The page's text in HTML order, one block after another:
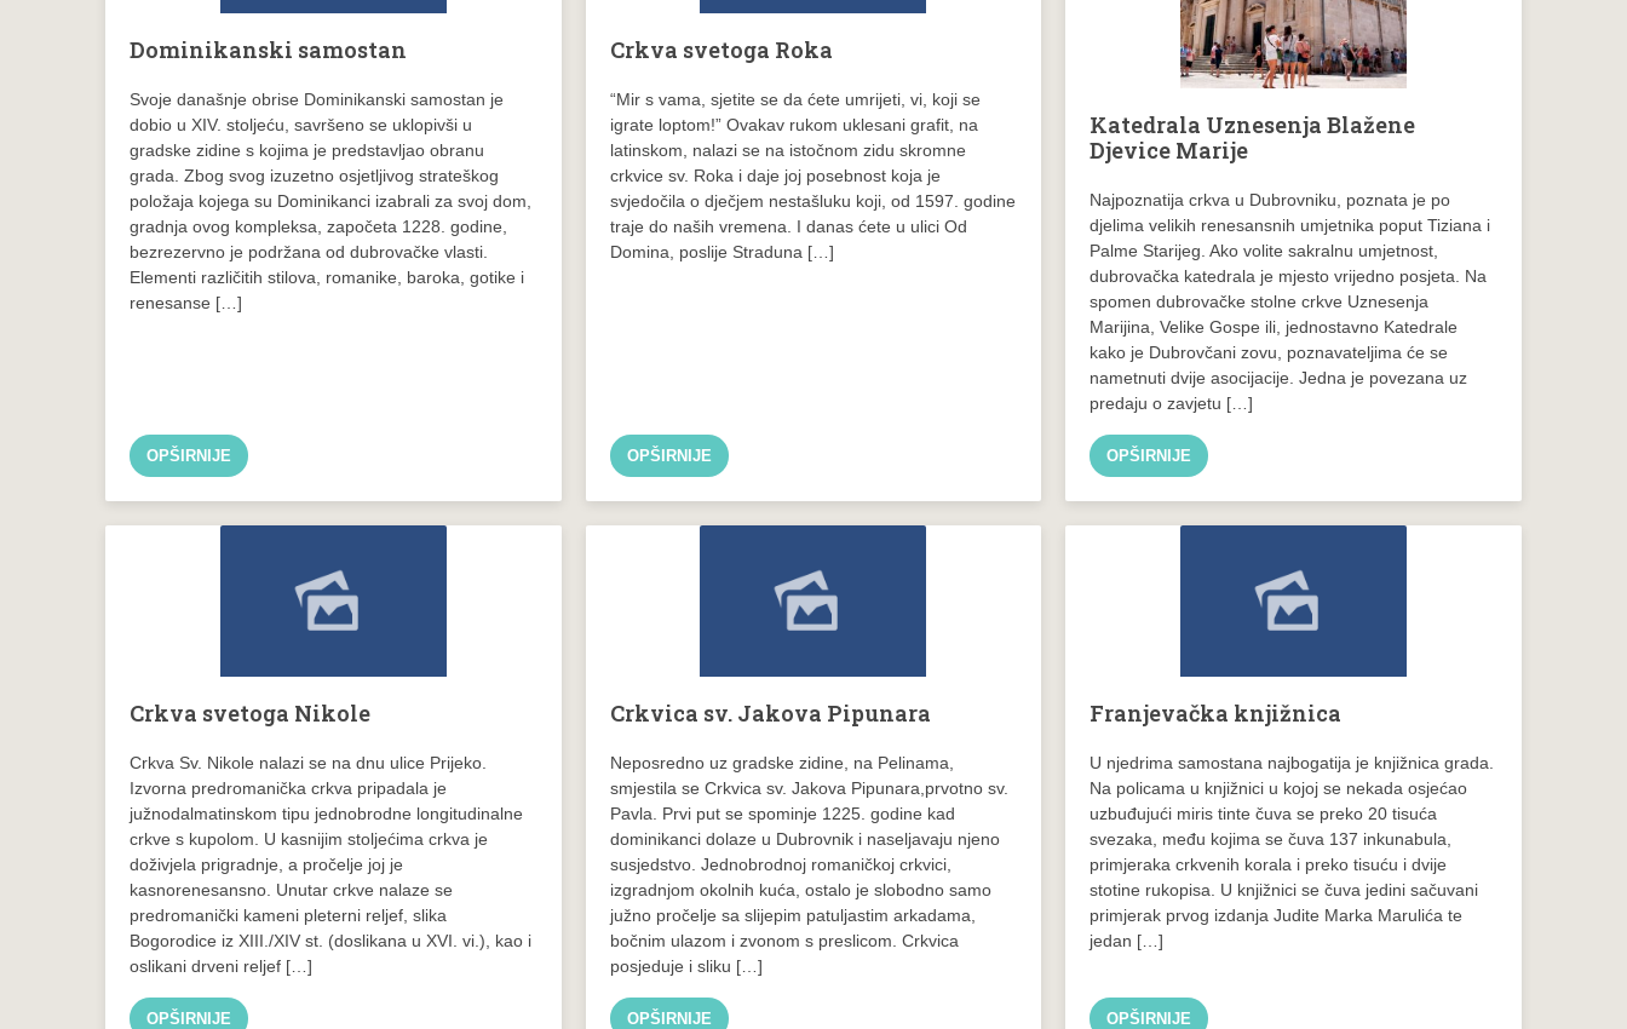
Dominikanski samostan
Svoje današnje obrise Dominikanski samostan je
dobio u XIV. stoljeću, savršeno se uklopivši u
gradske zidine s kojima je predstavljao obranu
grada. Zbog svog izuzetno osjetljivog strateškog
položaja kojega su Dominikanci izabrali za svoj dom,
gradnja ovog kompleksa, započeta 1228. godine,
bezrezervno je podržana od dubrovačke vlasti.
Elementi različitih stilova, romanike, baroka, gotike i
renesanse […]
OPŠIRNIJE
Crkva svetoga Roka
“Mir s vama, sjetite se da ćete umrijeti, vi, koji se
igrate loptom!” Ovakav rukom uklesani grafit, na
latinskom, nalazi se na istočnom zidu skromne
crkvice sv. Roka i daje joj posebnost koja je
svjedočila o dječjem nestašluku koji, od 1597. godine
traje do naših vremena. I danas ćete u ulici Od
Domina, poslije Straduna […]
OPŠIRNIJE
Katedrala Uznesenja Blažene
Djevice Marije
Najpoznatija crkva u Dubrovniku, poznata je po
djelima velikih renesansnih umjetnika poput Tiziana i
Palme Starijeg. Ako volite sakralnu umjetnost,
dubrovačka katedrala je mjesto vrijedno posjeta. Na
spomen dubrovačke stolne crkve Uznesenja
Marijina, Velike Gospe ili, jednostavno Katedrale
kako je Dubrovčani zovu, poznavateljima će se
nametnuti dvije asocijacije. Jedna je povezana uz
predaju o zavjetu […]
OPŠIRNIJE
Crkva svetoga Nikole
Crkva Sv. Nikole nalazi se na dnu ulice Prijeko.
Izvorna predromanička crkva pripadala je
južnodalmatinskom tipu jednobrodne longitudinalne
crkve s kupolom. U kasnijim stoljećima crkva je
doživjela prigradnje, a pročelje joj je
kasnorenesansno. Unutar crkve nalaze se
predromanički kameni pleterni reljef, slika
Bogorodice iz XIII./XIV st. (doslikana u XVI. vi.), kao i
oslikani drveni reljef […]
OPŠIRNIJE
Crkvica sv. Jakova Pipunara
Neposredno uz gradske zidine, na Pelinama,
smjestila se Crkvica sv. Jakova Pipunara,prvotno sv.
Pavla. Prvi put se spominje 1225. godine kad
dominikanci dolaze u Dubrovnik i naseljavaju njeno
susjedstvo. Jednobrodnoj romaničkoj crkvici,
izgradnjom okolnih kuća, ostalo je slobodno samo
južno pročelje sa slijepim patuljastim arkadama,
bočnim ulazom i zvonom s preslicom. Crkvica
posjeduje i sliku […]
OPŠIRNIJE
Franjevačka knjižnica
U njedrima samostana najbogatija je knjižnica grada.
Na policama u knjižnici u kojoj se nekada osjećao
uzbuđujući miris tinte čuva se preko 20 tisuća
svezaka, među kojima se čuva 137 inkunabula,
primjeraka crkvenih korala i preko tisuću i dvije
stotine rukopisa. U knjižnici se čuva jedini sačuvani
primjerak prvog izdanja Judite Marka Marulića te
jedan […]
OPŠIRNIJE